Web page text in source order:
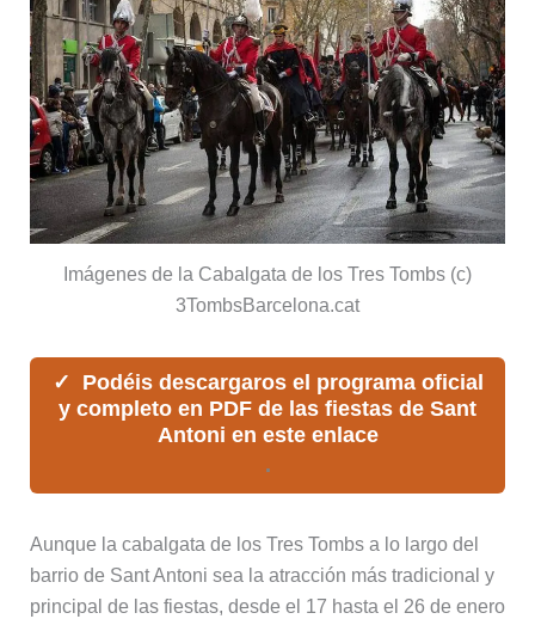
Imágenes de la Cabalgata de los Tres Tombs (c)
3TombsBarcelona.cat
Podéis descargaros el programa oficial
y completo en PDF de las fiestas de Sant
Antoni en este enlace
.
Aunque la cabalgata de los Tres Tombs a lo largo del
barrio de Sant Antoni sea la atracción más tradicional y
principal de las fiestas, desde el 17 hasta el 26 de enero